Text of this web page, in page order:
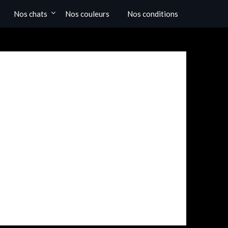
Nos chats Nos couleurs Nos conditions